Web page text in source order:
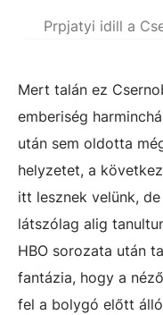
Prpjatyi idill a
Mert talán ez
emberiség
után sem oldotta
helyzetet, a
itt lesznek velünk,
látszólag alig
HBO sorozata után
fantázia, hogy a
fel a bolygó előtt